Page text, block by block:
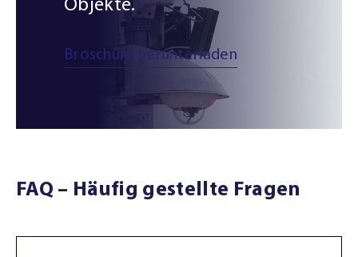
Objekte.
Broschüre herunterladen
FAQ – Häufig gestellte Fragen